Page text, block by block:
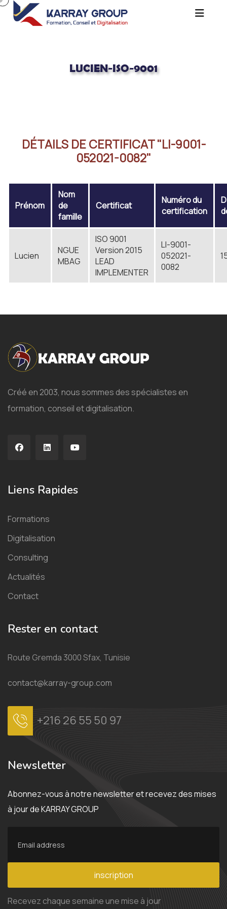
LUCIEN-ISO-9001
DÉTAILS DE CERTIFICAT "LI-9001-
052021-0082"
Prénom
Nom
de
famille
Certificat
Numéro du
certification
Lucien
NGUE
MBAG
ISO 9001
Version 2015
LEAD
IMPLEMENTER
LI-9001-
052021-
0082
Créé en 2003, nous sommes des spécialistes en
formation, conseil et digitalisation.
Liens Rapides
Formations
Digitalisation
Consulting
Actualités
Contact
Rester en contact
Route Gremda 3000 Sfax, Tunisie
contact@karray-group.com
+216 26 55 50 97
Newsletter
Abonnez-vous à notre newsletter et recevez des mises
à jour de KARRAY GROUP
inscription
Recevez chaque semaine une mise à jour